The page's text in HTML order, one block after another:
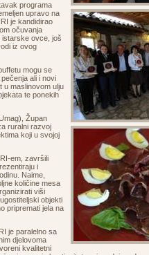
programa
upravo na
je kandidirao
očuvanja
istarske ovce, još
iz ovog
mogu se
ali i novi
u maslinovom ulju
te ponekih
Župan
ruralni razvoj
koji u svojoj
em, završili
i
Naime,
količine mesa
viši
objekti
pripremati jela na
je paralelno sa
djelovoma
kvalitetni